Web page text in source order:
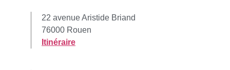
22 avenue Aristide Briand
76000 Rouen
Itinéraire